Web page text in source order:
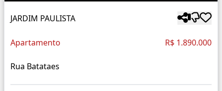
JARDIM PAULISTA
Apartamento R$ 1.890.000
Rua Batataes